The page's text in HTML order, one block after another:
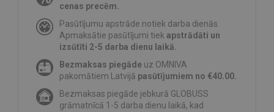
cenas precēm.
Pasūtījumu apstrāde notiek darba dienās.
Apmaksātie pasūtījumi tiek apstrādāti un
izsūtīti 2-5 darba dienu laikā.
Bezmaksas piegāde uz OMNIVA
pakomātiem Latvijā pasūtījumiem no €40.00.
Bezmaksas piegāde jebkurā GLOBUSS
grāmatnīcā 1-5 darba dienu laikā, kad